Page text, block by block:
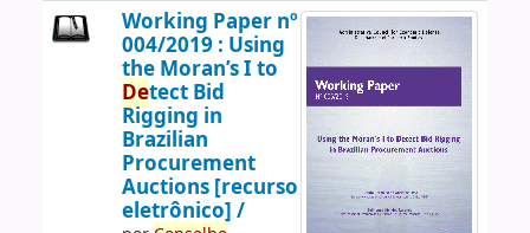
Working Paper nº
004/2019 : Using
the Moran’s I to
Detect Bid
Rigging in
Brazilian
Procurement
Auctions [recurso
eletrônico] /